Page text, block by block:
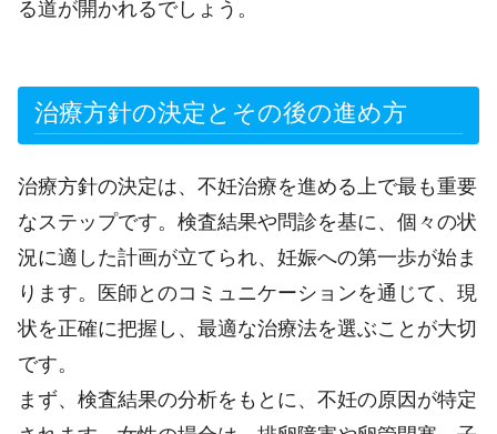
る道が開かれるでしょう。
治療方針の決定とその後の進め方
治療方針の決定は、不妊治療を進める上で最も重要
なステップです。検査結果や問診を基に、個々の状
況に適した計画が立てられ、妊娠への第一歩が始ま
ります。医師とのコミュニケーションを通じて、現
状を正確に把握し、最適な治療法を選ぶことが大切
です。
まず、検査結果の分析をもとに、不妊の原因が特定